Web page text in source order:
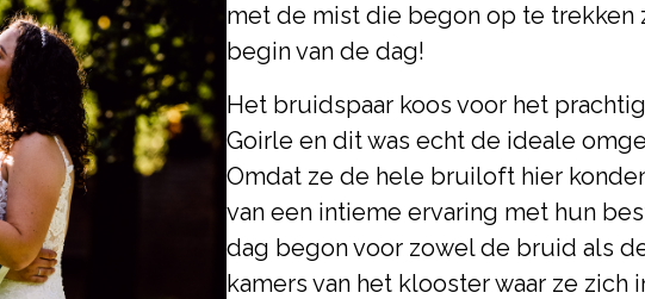
met de mist die begon op te trekken
begin van de dag!
Het bruidspaar koos voor het
Goirle en dit was echt de ideale
Omdat ze de hele bruiloft hier
van een intieme ervaring met hun
dag begon voor zowel de bruid als
kamers van het klooster waar ze zich